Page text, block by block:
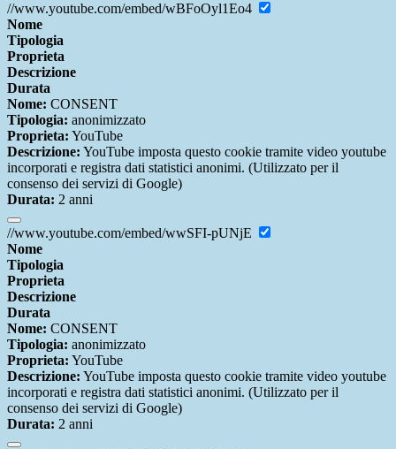
//www.youtube.com/embed/wBFoOyl1Eo4
Nome
Tipologia
Proprieta
Descrizione
Durata
Nome: CONSENT
Tipologia: anonimizzato
Proprieta: YouTube
Descrizione: YouTube imposta questo cookie tramite video youtube
incorporati e registra dati statistici anonimi. (Utilizzato per il
consenso dei servizi di Google)
Durata: 2 anni
//www.youtube.com/embed/wwSFI-pUNjE
Nome
Tipologia
Proprieta
Descrizione
Durata
Nome: CONSENT
Tipologia: anonimizzato
Proprieta: YouTube
Descrizione: YouTube imposta questo cookie tramite video youtube
incorporati e registra dati statistici anonimi. (Utilizzato per il
consenso dei servizi di Google)
Durata: 2 anni